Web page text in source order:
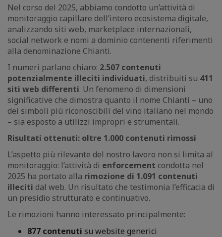
Nel corso del 2025, abbiamo condotto un’attività di
monitoraggio capillare dell’intero ecosistema digitale,
analizzando siti web, marketplace internazionali,
social network e nomi a dominio contenenti riferimenti
alla denominazione Chianti.
I numeri parlano chiaro: 2.507 contenuti
potenzialmente illeciti individuati, distribuiti su 411
siti web differenti. Un fenomeno di dimensioni
significative che dimostra quanto il nome Chianti – uno
dei simboli più riconoscibili del vino italiano nel mondo
– sia esposto a utilizzi impropri e strumentali.
Risultati ottenuti: oltre 1.000 contenuti rimossi
L’aspetto più rilevante del nostro lavoro non si limita al
monitoraggio: l’attività di enforcement condotta nel
2025 ha portato alla rimozione di 1.091 contenuti
illeciti dal web. Un risultato che testimonia l’efficacia di
un presidio strutturato e continuativo.
Le rimozioni hanno interessato principalmente:
877 contenuti su website generici